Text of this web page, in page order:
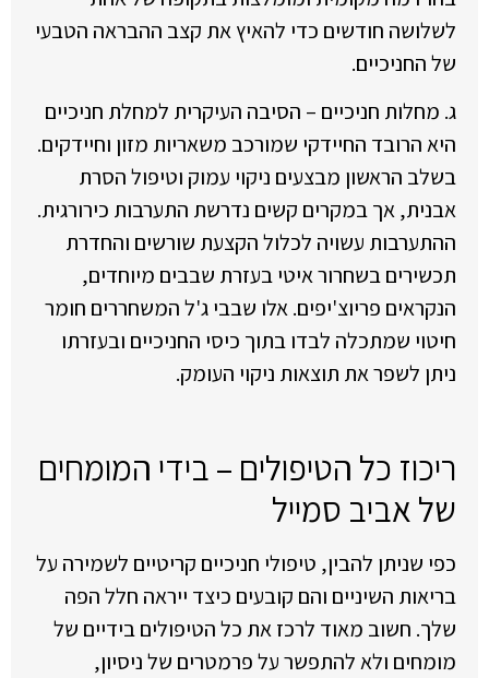
לשלושה חודשים כדי להאיץ את קצב ההבראה הטבעי
של החניכיים.
ג. מחלות חניכיים – הסיבה העיקרית למחלת חניכיים
היא הרובד החיידקי שמורכב משאריות מזון וחיידקים.
בשלב הראשון מבצעים ניקוי עמוק וטיפול הסרת
אבנית, אך במקרים קשים נדרשת התערבות כירורגית.
ההתערבות עשויה לכלול הקצעת שורשים והחדרת
תכשירים בשחרור איטי בעזרת שבבים מיוחדים,
הנקראים פריוצ'יפים. אלו שבבי ג'ל המשחררים חומר
חיטוי שמתכלה לבדו בתוך כיסי החניכיים ובעזרתו
ניתן לשפר את תוצאות ניקוי העומק.
ריכוז כל הטיפולים – בידי המומחים
של אביב סמייל
כפי שניתן להבין, טיפולי חניכיים קריטיים לשמירה על
בריאות השיניים והם קובעים כיצד ייראה חלל הפה
שלך. חשוב מאוד לרכז את כל הטיפולים בידיים של
מומחים ולא להתפשר על פרמטרים של ניסיון,